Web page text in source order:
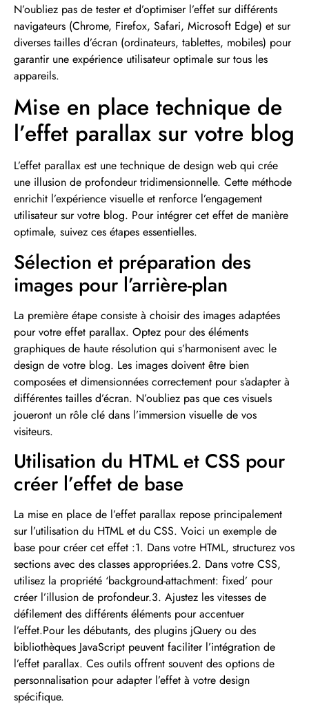
N’oubliez pas de tester et d’optimiser l’effet sur différents
navigateurs (Chrome, Firefox, Safari, Microsoft Edge) et sur
diverses tailles d’écran (ordinateurs, tablettes, mobiles) pour
garantir une expérience utilisateur optimale sur tous les
appareils.
Mise en place technique de
l’effet parallax sur votre blog
L’effet parallax est une technique de design web qui crée
une illusion de profondeur tridimensionnelle. Cette méthode
enrichit l’expérience visuelle et renforce l’engagement
utilisateur sur votre blog. Pour intégrer cet effet de manière
optimale, suivez ces étapes essentielles.
Sélection et préparation des
images pour l’arrière-plan
La première étape consiste à choisir des images adaptées
pour votre effet parallax. Optez pour des éléments
graphiques de haute résolution qui s’harmonisent avec le
design de votre blog. Les images doivent être bien
composées et dimensionnées correctement pour s’adapter à
différentes tailles d’écran. N’oubliez pas que ces visuels
joueront un rôle clé dans l’immersion visuelle de vos
visiteurs.
Utilisation du HTML et CSS pour
créer l’effet de base
La mise en place de l’effet parallax repose principalement
sur l’utilisation du HTML et du CSS. Voici un exemple de
base pour créer cet effet :1. Dans votre HTML, structurez vos
sections avec des classes appropriées.2. Dans votre CSS,
utilisez la propriété ‘background-attachment: fixed’ pour
créer l’illusion de profondeur.3. Ajustez les vitesses de
défilement des différents éléments pour accentuer
l’effet.Pour les débutants, des plugins jQuery ou des
bibliothèques JavaScript peuvent faciliter l’intégration de
l’effet parallax. Ces outils offrent souvent des options de
personnalisation pour adapter l’effet à votre design
spécifique.